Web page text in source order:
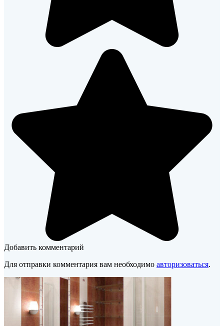
Добавить комментарий
Для отправки комментария вам необходимо авторизоваться.